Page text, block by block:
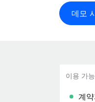
데모
이용 가
계